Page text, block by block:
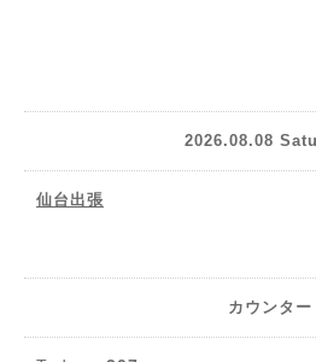
2026.08.08
仙台出張
カウンター